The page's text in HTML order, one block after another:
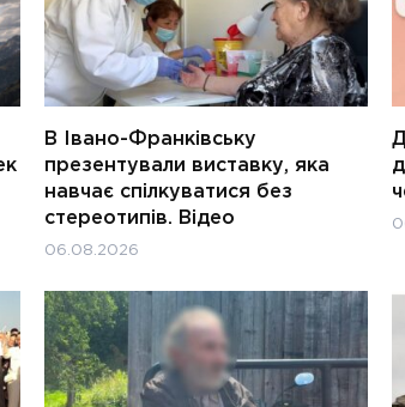
В Івано-Франківську
презентували виставку, яка
навчає спілкуватися без
стереотипів. Відео
06.08.2026